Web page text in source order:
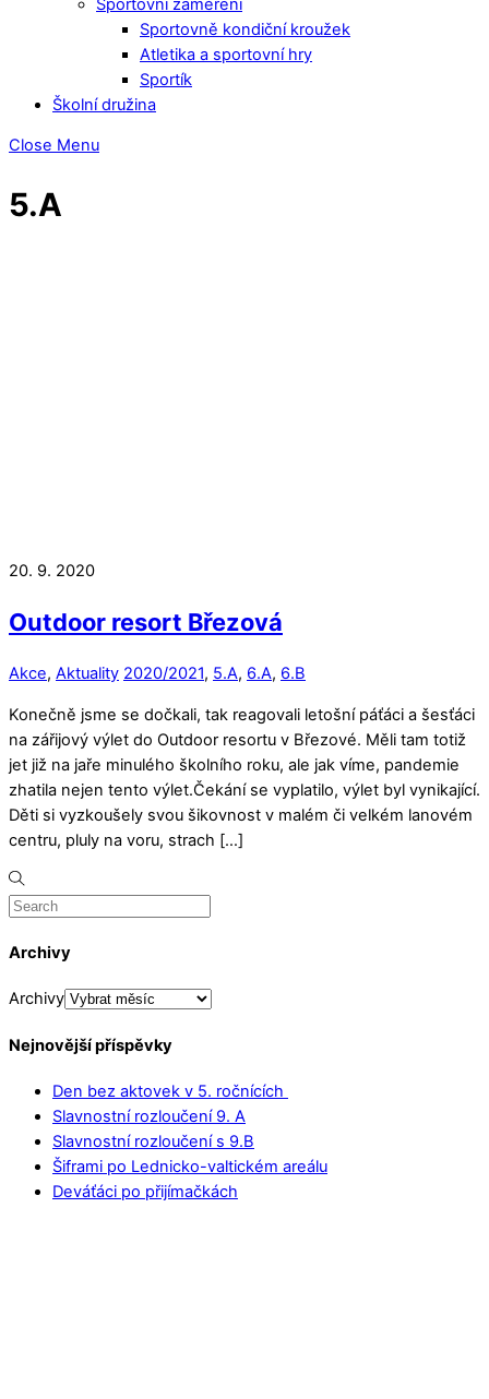
Sportovně kondiční kroužek
Atletika a sportovní hry
Sportík
Školní družina
Close Menu
5.A
20. 9. 2020
Outdoor resort Březová
Akce, Aktuality 2020/2021, 5.A, 6.A, 6.B
Konečně jsme se dočkali, tak reagovali letošní páťáci a šesťáci
na zářijový výlet do Outdoor resortu v Březové. Měli tam totiž
jet již na jaře minulého školního roku, ale jak víme, pandemie
zhatila nejen tento výlet.Čekání se vyplatilo, výlet byl vynikající.
Děti si vyzkoušely svou šikovnost v malém či velkém lanovém
centru, pluly na voru, strach […]
Archivy
Archivy
Nejnovější příspěvky
Den bez aktovek v 5. ročnících
Slavnostní rozloučení 9. A
Slavnostní rozloučení s 9.B
Šiframi po Lednicko-valtickém areálu
Deváťáci po přijímačkách